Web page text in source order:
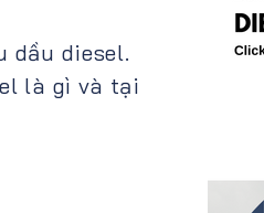
dầu diesel.
là gì và tại